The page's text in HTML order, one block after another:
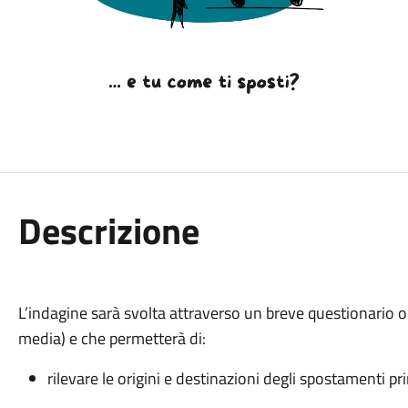
Descrizione
L’indagine sarà svolta attraverso un breve
media) e che permetterà di:
rilevare le origini e destinazioni degli spostamenti